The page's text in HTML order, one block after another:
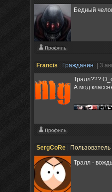
Бедный
Francis Гражданин
| 3
Тралл???
А мод
SergCoRe Пользователь
Тралл -